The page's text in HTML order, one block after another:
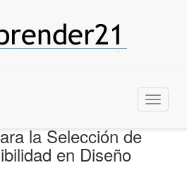
Menu
la Selección de
en Diseño